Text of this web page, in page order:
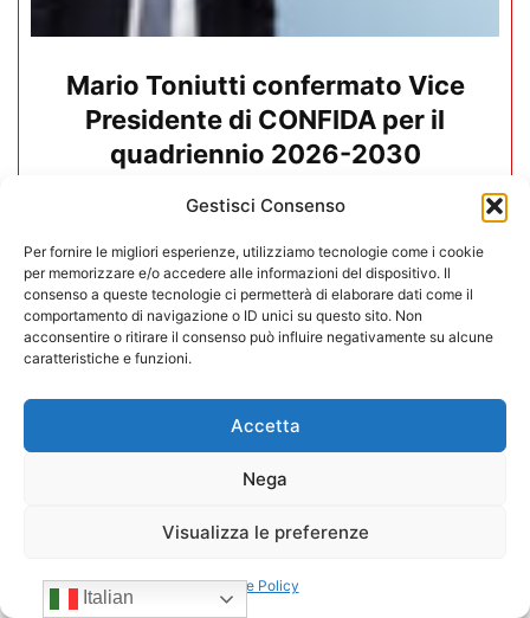
Gestisci Consenso
Per fornire le migliori esperienze, utilizziamo tecnologie come i cookie
per memorizzare e/o accedere alle informazioni del dispositivo. Il
consenso a queste tecnologie ci permetterà di elaborare dati come il
comportamento di navigazione o ID unici su questo sito. Non
acconsentire o ritirare il consenso può influire negativamente su alcune
caratteristiche e funzioni.
Accetta
Nega
Visualizza le preferenze
Cookie Policy
Mario Toniutti confermato Vice
Presidente di CONFIDA per il
quadriennio 2026-2030
15/07/2026
Negozi H24 nel mirino. Trapletti a
Italian